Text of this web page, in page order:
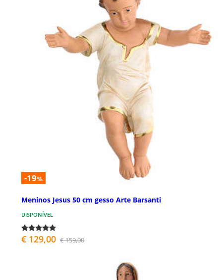
-19%
Meninos Jesus 50 cm gesso Arte Barsanti
DISPONÍVEL
€ 129,00 € 159,00